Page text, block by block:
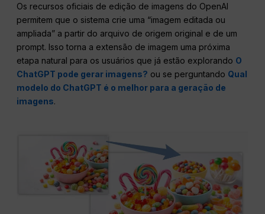
Os recursos oficiais de edição de imagens do OpenAI
permitem que o sistema crie uma “imagem editada ou
ampliada” a partir do arquivo de origem original e de um
prompt. Isso torna a extensão de imagem uma próxima
etapa natural para os usuários que já estão explorando O
ChatGPT pode gerar imagens? ou se perguntando Qual
modelo do ChatGPT é o melhor para a geração de
imagens.